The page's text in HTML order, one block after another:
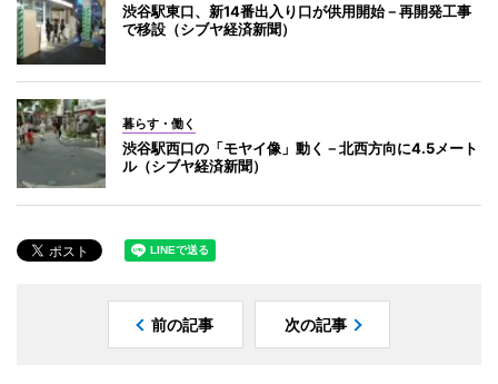
渋谷駅東口、新14番出入り口が供用開始－再開発工事
で移設（シブヤ経済新聞）
暮らす・働く
渋谷駅西口の「モヤイ像」動く－北西方向に4.5メート
ル（シブヤ経済新聞）
前の記事 次の記事